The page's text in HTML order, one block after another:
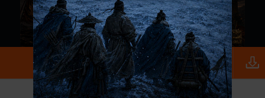
로그인 PC버전 전체앱